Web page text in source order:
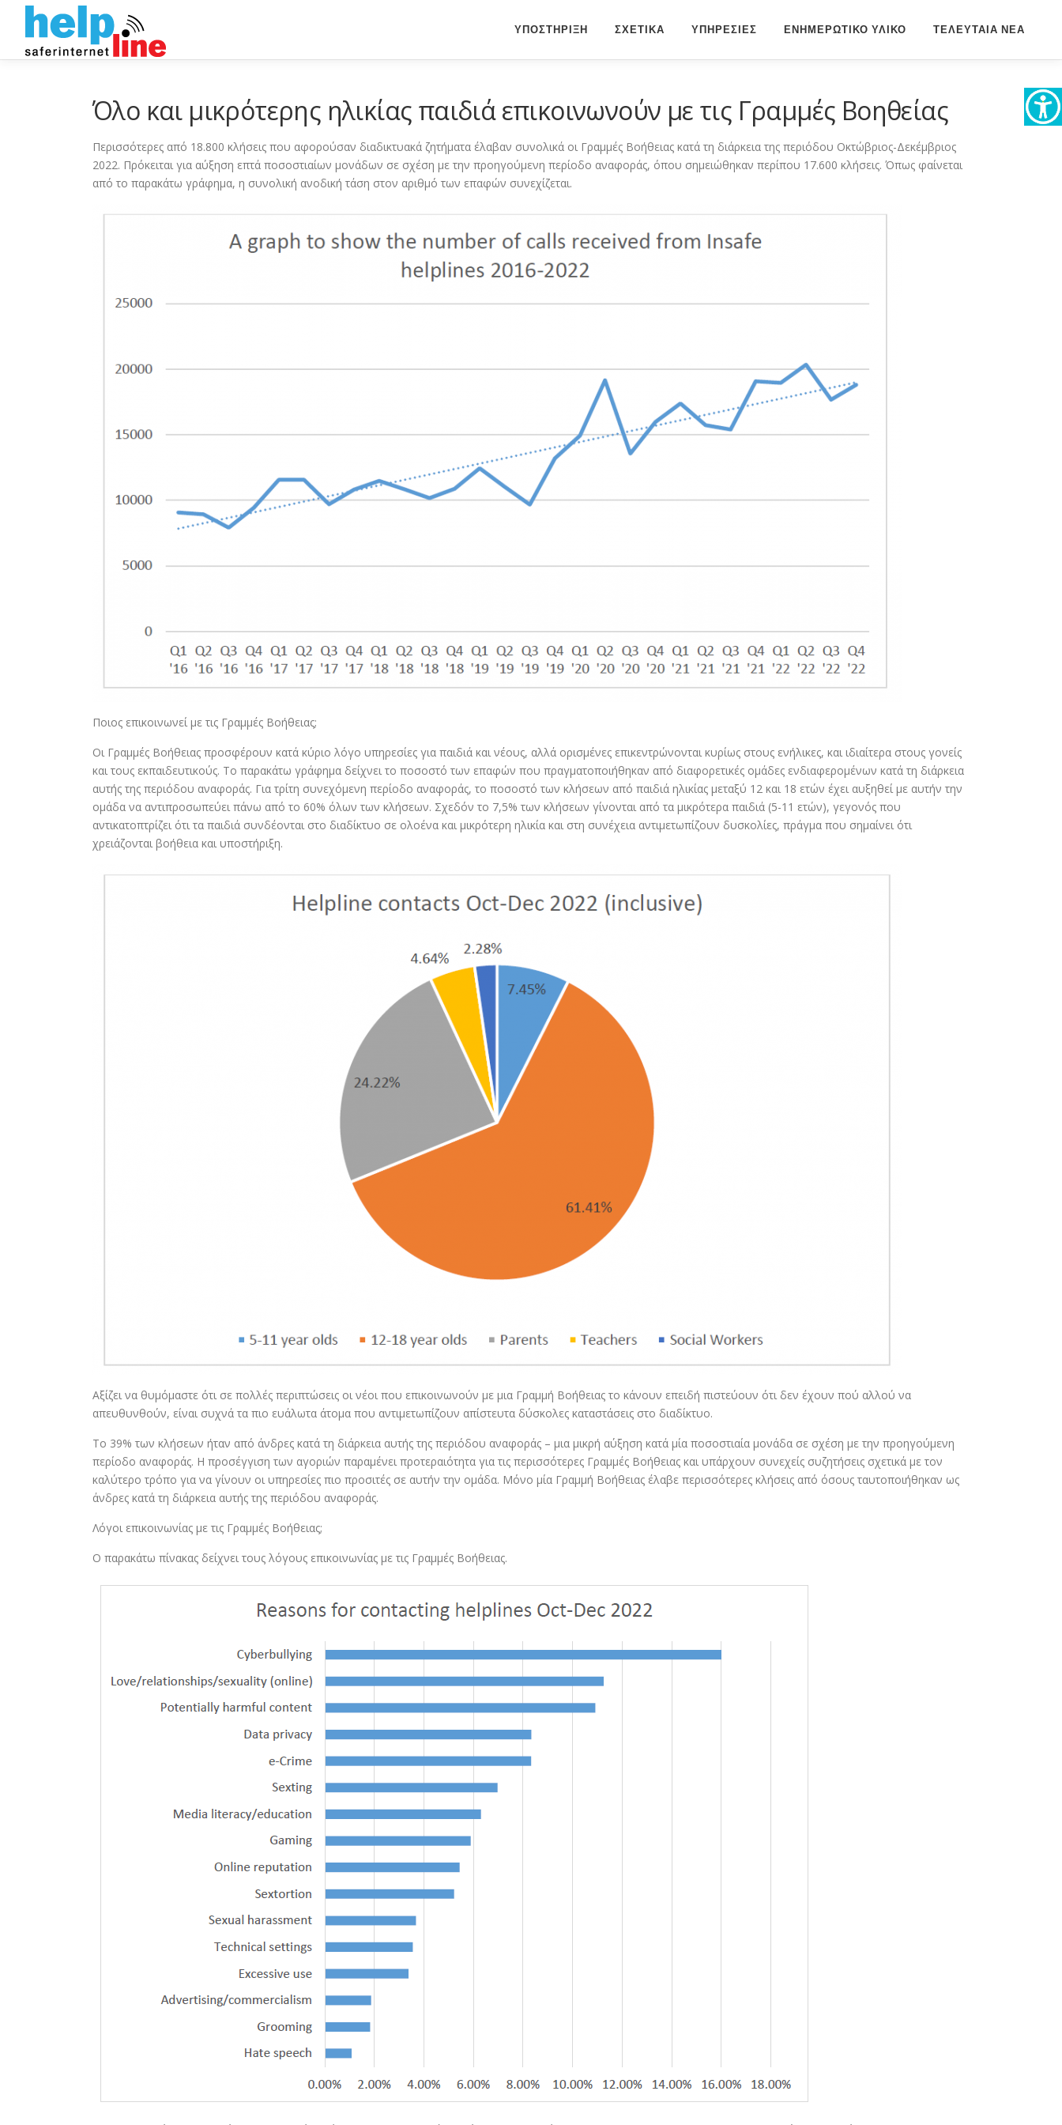
ΥΠΟΣΤΗΡΙΞΗ ΣΧΕΤΙΚΑ ΥΠΗΡΕΣΙΕΣ ΕΝΗΜΕΡΩΤΙΚΟ ΥΛΙΚΟ ΤΕΛΕΥΤΑΙΑ ΝΕΑ
Όλο και μικρότερης ηλικίας παιδιά επικοινωνούν με τις Γραμμές Βοηθείας
Περισσότερες από 18.800 κλήσεις που αφορούσαν διαδικτυακά ζητήματα έλαβαν συνολικά οι Γραμμές Βοήθειας κατά τη διάρκεια της περιόδου Οκτώβριος-Δεκέμβριος
2022. Πρόκειται για αύξηση επτά ποσοστιαίων μονάδων σε σχέση με την προηγούμενη περίοδο αναφοράς, όπου σημειώθηκαν περίπου 17.600 κλήσεις. Όπως φαίνεται
από το παρακάτω γράφημα, η συνολική ανοδική τάση στον αριθμό των επαφών συνεχίζεται.
Ποιος επικοινωνεί με τις Γραμμές Βοήθειας;
Οι Γραμμές Βοήθειας προσφέρουν κατά κύριο λόγο υπηρεσίες για παιδιά και νέους, αλλά ορισμένες επικεντρώνονται κυρίως στους ενήλικες, και ιδιαίτερα στους γονείς
και τους εκπαιδευτικούς. Το παρακάτω γράφημα δείχνει το ποσοστό των επαφών που πραγματοποιήθηκαν από διαφορετικές ομάδες ενδιαφερομένων κατά τη διάρκεια
αυτής της περιόδου αναφοράς. Για τρίτη συνεχόμενη περίοδο αναφοράς, το ποσοστό των κλήσεων από παιδιά ηλικίας μεταξύ 12 και 18 ετών έχει αυξηθεί με αυτήν την
ομάδα να αντιπροσωπεύει πάνω από το 60% όλων των κλήσεων. Σχεδόν το 7,5% των κλήσεων γίνονται από τα μικρότερα παιδιά (5-11 ετών), γεγονός που
αντικατοπτρίζει ότι τα παιδιά συνδέονται στο διαδίκτυο σε ολοένα και μικρότερη ηλικία και στη συνέχεια αντιμετωπίζουν δυσκολίες, πράγμα που σημαίνει ότι
χρειάζονται βοήθεια και υποστήριξη.
Αξίζει να θυμόμαστε ότι σε πολλές περιπτώσεις οι νέοι που επικοινωνούν με μια Γραμμή Βοήθειας το κάνουν επειδή πιστεύουν ότι δεν έχουν πού αλλού να
απευθυνθούν, είναι συχνά τα πιο ευάλωτα άτομα που αντιμετωπίζουν απίστευτα δύσκολες καταστάσεις στο διαδίκτυο.
Το 39% των κλήσεων ήταν από άνδρες κατά τη διάρκεια αυτής της περιόδου αναφοράς – μια μικρή αύξηση κατά μία ποσοστιαία μονάδα σε σχέση με την προηγούμενη
περίοδο αναφοράς. Η προσέγγιση των αγοριών παραμένει προτεραιότητα για τις περισσότερες Γραμμές Βοήθειας και υπάρχουν συνεχείς συζητήσεις σχετικά με τον
καλύτερο τρόπο για να γίνουν οι υπηρεσίες πιο προσιτές σε αυτήν την ομάδα. Μόνο μία Γραμμή Βοήθειας έλαβε περισσότερες κλήσεις από όσους ταυτοποιήθηκαν ως
άνδρες κατά τη διάρκεια αυτής της περιόδου αναφοράς.
Λόγοι επικοινωνίας με τις Γραμμές Βοήθειας;
Ο παρακάτω πίνακας δείχνει τους λόγους επικοινωνίας με τις Γραμμές Βοήθειας.